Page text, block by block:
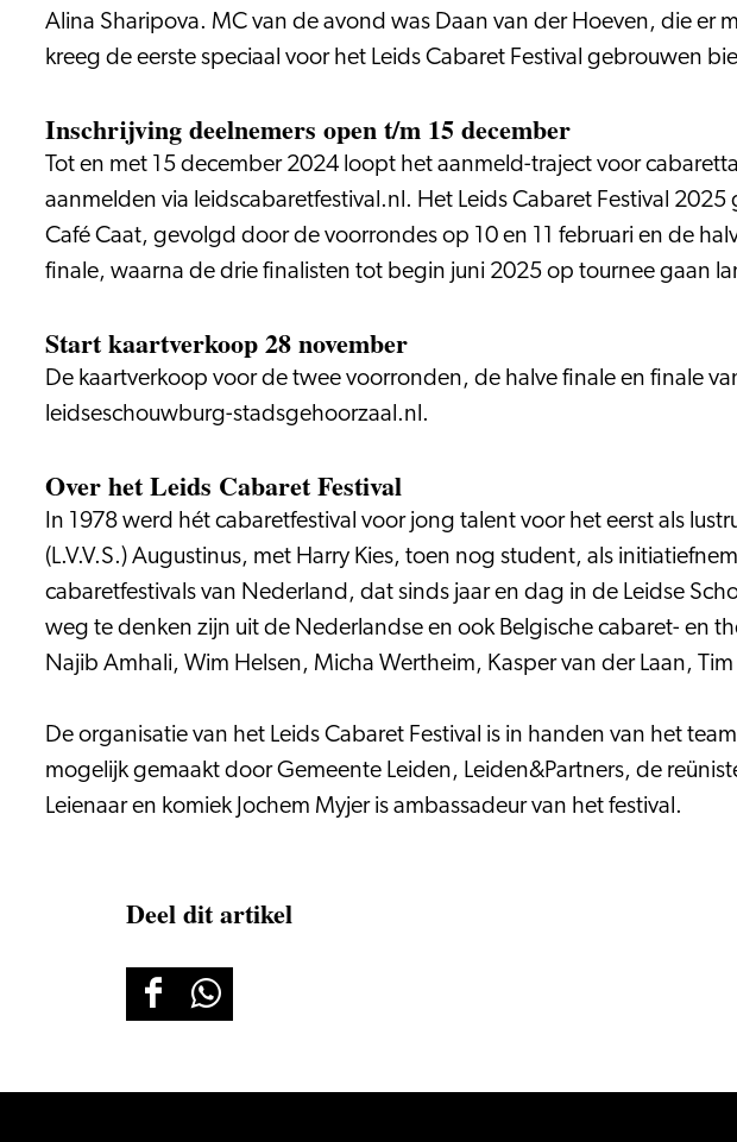
Alina Sharipova. MC van de avond was Daan van der Hoeven, die er
kreeg de eerste speciaal voor het Leids Cabaret Festival gebrouwen
Inschrijving deelnemers open t/m 15 december
Tot en met 15 december 2024 loopt het aanmeld-traject voor
aanmelden via leidscabaretfestival.nl. Het Leids Cabaret Festival
Café Caat, gevolgd door de voorrondes op 10 en 11 februari en de
finale, waarna de drie finalisten tot begin juni 2025 op tournee gaan
Start kaartverkoop 28 november
De kaartverkoop voor de twee voorronden, de halve finale en finale
leidseschouwburg-stadsgehoorzaal.nl.
Over het Leids Cabaret Festival
In 1978 werd hét cabaretfestival voor jong talent voor het eerst als
(L.V.V.S.) Augustinus, met Harry Kies, toen nog student, als
cabaretfestivals van Nederland, dat sinds jaar en dag in de Leidse
weg te denken zijn uit de Nederlandse en ook Belgische cabaret- en
Najib Amhali, Wim Helsen, Micha Wertheim, Kasper van der Laan,
De organisatie van het Leids Cabaret Festival is in handen van het
mogelijk gemaakt door Gemeente Leiden, Leiden&Partners, de
Leienaar en komiek Jochem Myjer is ambassadeur van het festival.
Deel dit artikel
Deel Deel